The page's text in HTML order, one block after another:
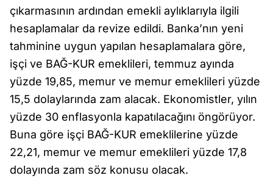
çıkarmasının ardından emekli aylıklarıyla ilgili
hesaplamalar da revize edildi. Banka’nın yeni
tahminine uygun yapılan hesaplamalara göre,
işçi ve BAĞ-KUR emeklileri, temmuz ayında
yüzde 19,85, memur ve memur emeklileri yüzde
15,5 dolaylarında zam alacak. Ekonomistler, yılın
yüzde 30 enflasyonla kapatılacağını öngörüyor.
Buna göre işçi BAĞ-KUR emeklilerine yüzde
22,21, memur ve memur emeklileri yüzde 17,8
dolayında zam söz konusu olacak.